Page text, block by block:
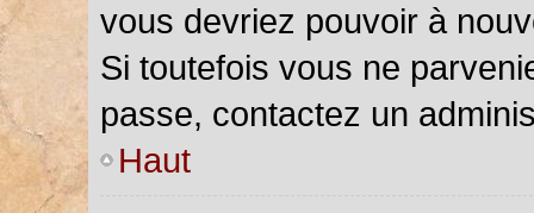
vous devriez pouvoir à
Si toutefois vous ne
passe, contactez un
Haut